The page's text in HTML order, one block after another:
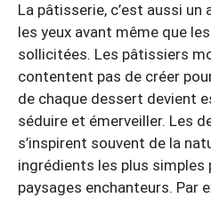
La pâtisserie, c’est aussi
les yeux avant même que
sollicitées. Les pâtissiers
contentent pas de créer
de chaque dessert devient
séduire et émerveiller. Les
s’inspirent souvent de la
ingrédients les plus simples
paysages enchanteurs. Par